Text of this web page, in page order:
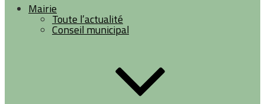
Mairie
Toute l’actualité
Conseil municipal